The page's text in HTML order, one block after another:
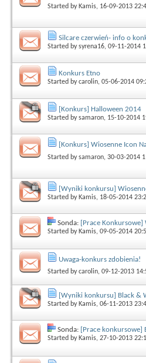
Started by Kamis, 16-09-2013
Silcare czerwień- info o
Started bysyrena16, 09-11-2014
Konkurs Etno
Started bycarolin, 05-06-2014
[Konkurs] Halloween 2014
Started bysamaron, 15-10-2014
[Konkurs] Wiosenne Icon
Started bysamaron, 30-03-2014
[Wyniki konkursu]
Started by Kamis, 18-05-2014
Sonda: [Prace Konkursowe]
Started by Kamis, 09-05-2014
Uwaga-konkurs zdobienia!
Started bycarolin, 09-12-2013
[Wyniki konkursu] Black &
Started by Kamis, 06-11-2013
Sonda: [Prace konkursowe]
Started by Kamis, 27-10-2013